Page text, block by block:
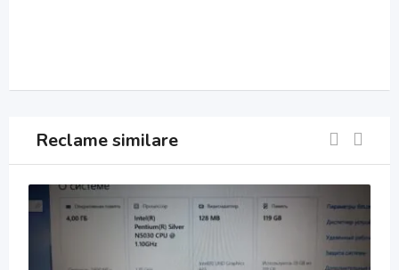
Reclame similare